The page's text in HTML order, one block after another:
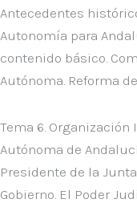
Antecedentes
Autonomía para
contenido básico.
Autónoma. Reforma
Tema 6.
Autónoma de
Presidente de la
Gobierno. El Poder